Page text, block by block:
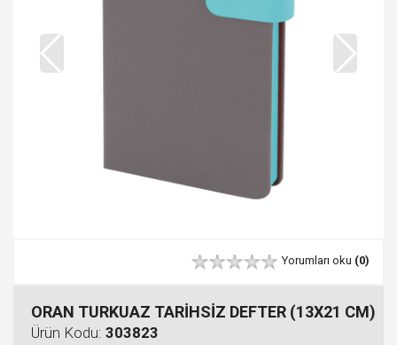
Yorumları oku (0)
ORAN TURKUAZ TARİHSİZ DEFTER (13X21 CM)
Ürün Kodu: 303823